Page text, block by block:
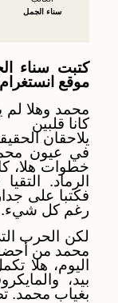
سناء الجمل
كتبت سناء
موقع
محمد وهلا لم
كانا قلبين
يلاحقان
في عيون
خطوات هلا،
الرماد.
فكتبا على
رغم كل شيء.
لكن الحرب
محمد من
اليوم، هلا
بيد،
بغياب محمد.